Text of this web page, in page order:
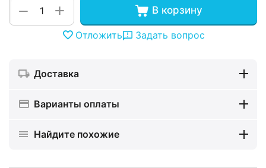
+
− В корзину
Отложить Задать вопрос
Доставка
Варианты оплаты
Найдите похожие